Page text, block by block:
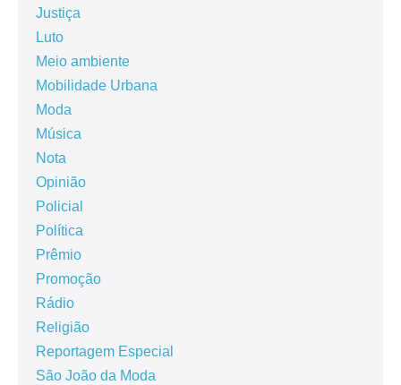
Justiça
Luto
Meio ambiente
Mobilidade Urbana
Moda
Música
Nota
Opinião
Policial
Política
Prêmio
Promoção
Rádio
Religião
Reportagem Especial
São João da Moda